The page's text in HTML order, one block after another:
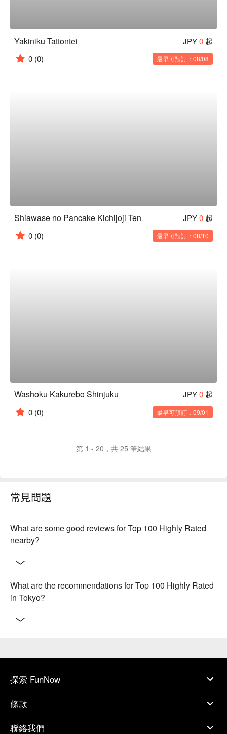
Yakiniku Tattontei JPY0 起
0 (0) 最早可預訂：08/08
Shiawase no Pancake Kichijoji Ten JPY0 起
0 (0) 最早可預訂：08/10
Washoku Kakurebo Shinjuku JPY0 起
0 (0) 最早可預訂：09/01
第 1 - 20，共 25 筆結果
常見問題
What are some good reviews for Top 100 Highly Rated
nearby?
What are the recommendations for Top 100 Highly Rated
in Tokyo?
探索 FunNow
條款
聯絡我們